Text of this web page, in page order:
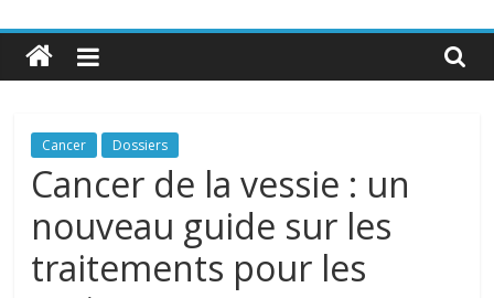
24h
Santé
La
santé
de
toute
famille
Cancer Dossiers
Cancer de la vessie : un
nouveau guide sur les
traitements pour les